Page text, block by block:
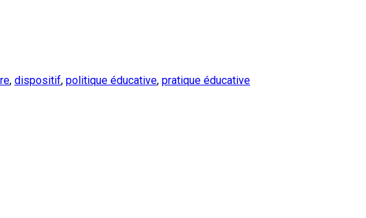
, dispositif, politique éducative, pratique éducative